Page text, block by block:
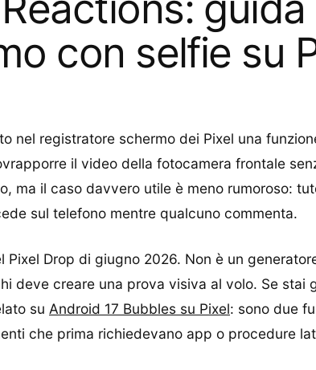
con selfie su
nel registratore schermo dei Pixel una
il video della fotocamera frontale
ma il caso davvero utile è meno rumoroso:
sul telefono mentre qualcuno commenta.
Drop di giugno 2026. Non è un
deve creare una prova visiva al volo. Se stai
su Android 17 Bubbles su Pixel: sono due
che prima richiedevano app o procedure